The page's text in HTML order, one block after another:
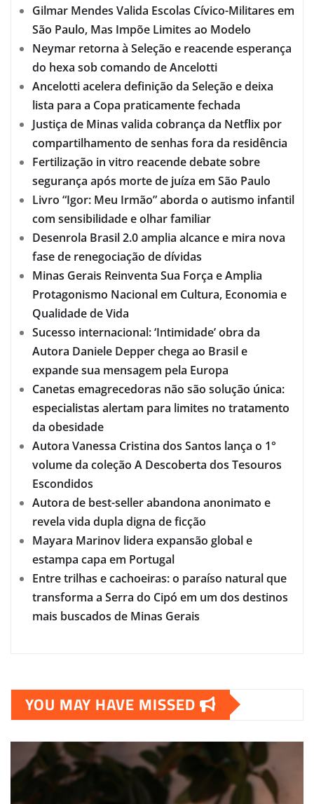
Gilmar Mendes Valida Escolas Cívico-Militares em
São Paulo, Mas Impõe Limites ao Modelo
Neymar retorna à Seleção e reacende esperança
do hexa sob comando de Ancelotti
Ancelotti acelera definição da Seleção e deixa
lista para a Copa praticamente fechada
Justiça de Minas valida cobrança da Netflix por
compartilhamento de senhas fora da residência
Fertilização in vitro reacende debate sobre
segurança após morte de juíza em São Paulo
Livro “Igor: Meu Irmão” aborda o autismo infantil
com sensibilidade e olhar familiar
Desenrola Brasil 2.0 amplia alcance e mira nova
fase de renegociação de dívidas
Minas Gerais Reinventa Sua Força e Amplia
Protagonismo Nacional em Cultura, Economia e
Qualidade de Vida
Sucesso internacional: ‘Intimidade’ obra da
Autora Daniele Depper chega ao Brasil e
expande sua mensagem pela Europa
Canetas emagrecedoras não são solução única:
especialistas alertam para limites no tratamento
da obesidade
Autora Vanessa Cristina dos Santos lança o 1°
volume da coleção A Descoberta dos Tesouros
Escondidos
Autora de best-seller abandona anonimato e
revela vida dupla digna de ficção
Mayara Marinov lidera expansão global e
estampa capa em Portugal
Entre trilhas e cachoeiras: o paraíso natural que
transforma a Serra do Cipó em um dos destinos
mais buscados de Minas Gerais
YOU MAY HAVE MISSED